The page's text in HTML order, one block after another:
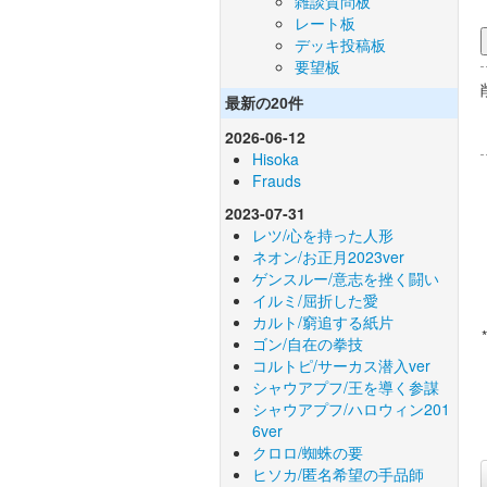
レート板
デッキ投稿板
要望板
最新の20件
2026-06-12
Hisoka
Frauds
2023-07-31
レツ/心を持った人形
ネオン/お正月2023ver
ゲンスルー/意志を挫く闘い
イルミ/屈折した愛
カルト/窮追する紙片
ゴン/自在の拳技
コルトピ/サーカス潜入ver
シャウアプフ/王を導く参謀
シャウアプフ/ハロウィン201
6ver
クロロ/蜘蛛の要
ヒソカ/匿名希望の手品師